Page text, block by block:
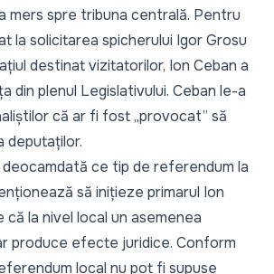
mers spre tribuna centrală. Pentru
la solicitarea spicherului Igor Grosu
destinat vizitatorilor, Ion Ceban a
din plenul Legislativului. Ceban le-a
că ar fi fost „provocat” să
deputaților.
ce tip de referendum la
să inițieze primarul Ion
că la nivel local un asemenea
produce efecte juridice. Conform
local nu pot fi supuse